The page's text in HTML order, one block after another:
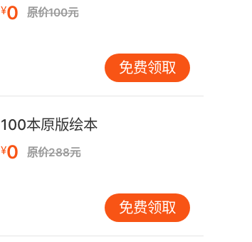
¥0 原价100元
免费领取
100本原版绘本
¥0 原价288元
免费领取